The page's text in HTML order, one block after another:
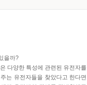
을까?
다양한 특성에 관련된 유전자를
는 유전자들을 찾았다고 한다면